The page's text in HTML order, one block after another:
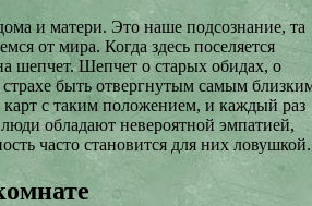
и матери. Это наше подсознание, та
от мира. Когда здесь поселяется
шепчет. Шепчет о старых обидах, о
быть отвергнутым самым
с таким положением, и каждый раз
обладают невероятной эмпатией,
часто становится для них ловушкой.